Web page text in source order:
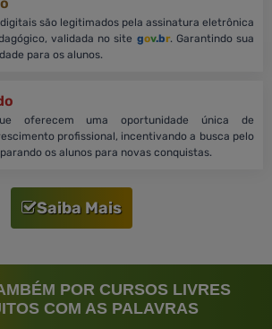
são legitimados pela assinatura eletrônica
validada no site gov.br. Garantindo sua
para os alunos.
oferecem uma oportunidade única de
profissional, incentivando a busca pelo
os alunos para novas conquistas.
Saiba Mais
POR CURSOS LIVRES
COM AS PALAVRAS